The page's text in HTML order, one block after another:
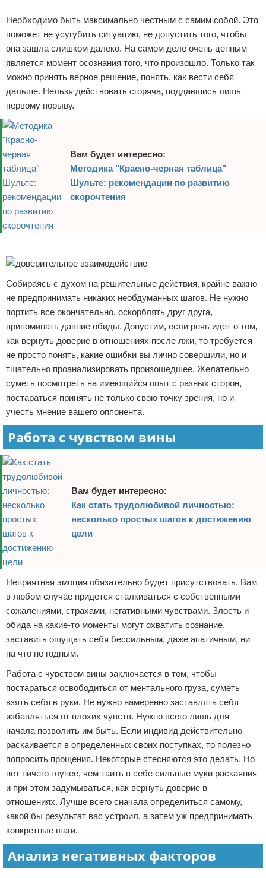
Необходимо быть максимально честным с самим собой. Это
поможет не усугубить ситуацию, не допустить того, чтобы
она зашла слишком далеко. На самом деле очень ценным
является момент осознания того, что произошло. Только так
можно принять верное решение, понять, как вести себя
дальше. Нельзя действовать сгоряча, поддавшись лишь
первому порыву.
Вам будет интересно:
Методика "Красно-черная таблица"
Шульте: рекомендации по развитию
скорочтения
Собираясь с духом на решительные действия, крайне важно
не предпринимать никаких необдуманных шагов. Не нужно
портить все окончательно, оскорблять друг друга,
припоминать давние обиды. Допустим, если речь идет о том,
как вернуть доверие в отношениях после лжи, то требуется
не просто понять, какие ошибки вы лично совершили, но и
тщательно проанализировать произошедшее. Желательно
суметь посмотреть на имеющийся опыт с разных сторон,
постараться принять не только свою точку зрения, но и
учесть мнение вашего оппонента.
Работа с чувством вины
Вам будет интересно:
Как стать трудолюбивой личностью:
несколько простых шагов к достижению
цели
Неприятная эмоция обязательно будет присутствовать. Вам
в любом случае придется сталкиваться с собственными
сожалениями, страхами, негативными чувствами. Злость и
обида на какие-то моменты могут охватить сознание,
заставить ощущать себя бессильным, даже апатичным, ни
на что не годным.
Работа с чувством вины заключается в том, чтобы
постараться освободиться от ментального груза, суметь
взять себя в руки. Не нужно намеренно заставлять себя
избавляться от плохих чувств. Нужно всего лишь для
начала позволить им быть. Если индивид действительно
раскаивается в определенных своих поступках, то полезно
попросить прощения. Некоторые стесняются это делать. Но
нет ничего глупее, чем таить в себе сильные муки раскаяния
и при этом задумываться, как вернуть доверие в
отношениях. Лучше всего сначала определиться самому,
какой бы результат вас устроил, а затем уж предпринимать
конкретные шаги.
Анализ негативных факторов